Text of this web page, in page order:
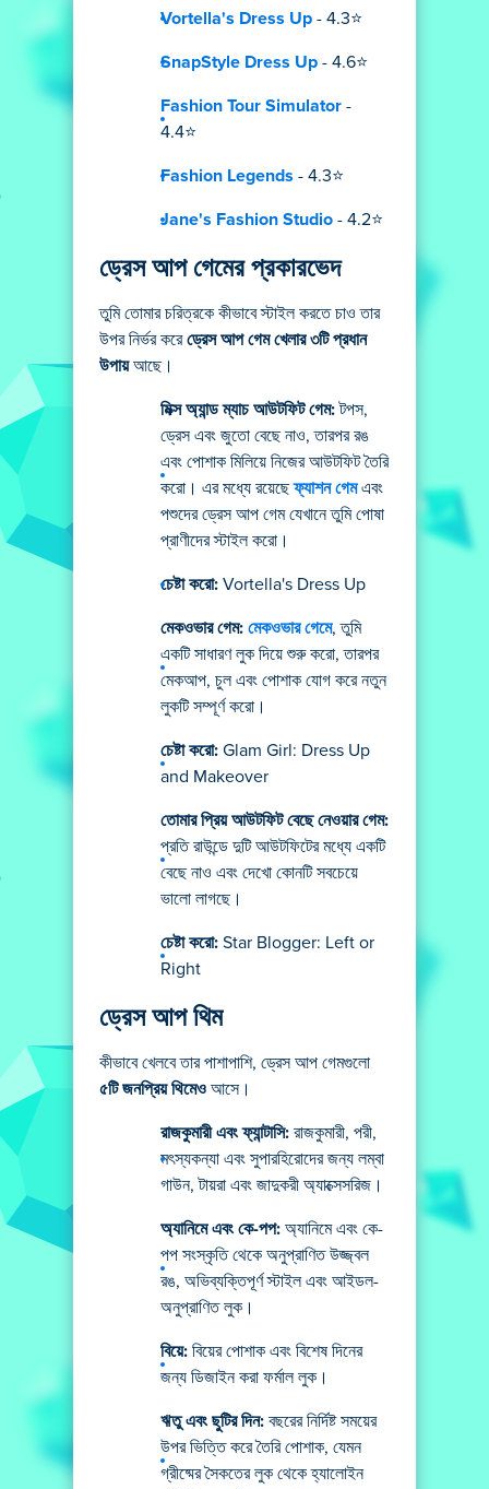
Vortella's Dress Up - 4.3⭐
SnapStyle Dress Up - 4.6⭐
Fashion Tour Simulator -
4.4⭐
Fashion Legends - 4.3⭐
Jane's Fashion Studio - 4.2⭐
ড্রেস আপ গেমের প্রকারভেদ
তুমি তোমার চরিত্রকে কীভাবে স্টাইল করতে চাও তার
উপর নির্ভর করেড্রেস আপ গেম খেলার ৩টি প্রধান
উপায়আছে।
মিক্স অ্যান্ড ম্যাচ আউটফিট গেম:টপস,
ড্রেস এবং জুতো বেছে নাও, তারপর রঙ
এবং পোশাক মিলিয়ে নিজের আউটফিট তৈরি
করো। এর মধ্যে রয়েছেফ্যাশন গেমএবং
পশুদের ড্রেস আপ গেম যেখানে তুমি পোষা
প্রাণীদের স্টাইল করো।
চেষ্টা করো: Vortella's Dress Up
মেকওভার গেম: মেকওভার গেমে, তুমি
একটি সাধারণ লুক দিয়ে শুরু করো, তারপর
মেকআপ, চুল এবং পোশাক যোগ করে নতুন
লুকটি সম্পূর্ণ করো।
চেষ্টা করো: Glam Girl: Dress Up
and Makeover
তোমার প্রিয় আউটফিট বেছে নেওয়ার গেম:
প্রতি রাউন্ডে দুটি আউটফিটের মধ্যে একটি
বেছে নাও এবং দেখো কোনটি সবচেয়ে
ভালো লাগছে।
চেষ্টা করো: Star Blogger: Left or
Right
ড্রেস আপ থিম
কীভাবে খেলবে তার পাশাপাশি, ড্রেস আপ গেমগুলো
৫টি জনপ্রিয় থিমেও আসে।
রাজকুমারী এবং ফ্যান্টাসি: রাজকুমারী, পরী,
মৎস্যকন্যা এবং সুপারহিরোদের জন্য লম্বা
গাউন, টায়রা এবং জাদুকরী অ্যাক্সেসরিজ।
অ্যানিমে এবং কে-পপ: অ্যানিমে এবং কে-
পপ সংস্কৃতি থেকে অনুপ্রাণিত উজ্জ্বল
রঙ, অভিব্যক্তিপূর্ণ স্টাইল এবং আইডল-
অনুপ্রাণিত লুক।
বিয়ে: বিয়ের পোশাক এবং বিশেষ দিনের
জন্য ডিজাইন করা ফর্মাল লুক।
ঋতু এবং ছুটির দিন: বছরের নির্দিষ্ট সময়ের
উপর ভিত্তি করে তৈরি পোশাক, যেমন
গ্রীষ্মের সৈকতের লুক থেকে হ্যালোইন